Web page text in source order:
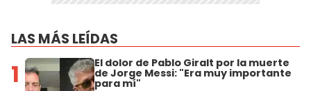
LAS MÁS LEÍDAS
1 El dolor de Pablo Giralt por la muerte
de Jorge Messi: "Era muy importante
para mí"